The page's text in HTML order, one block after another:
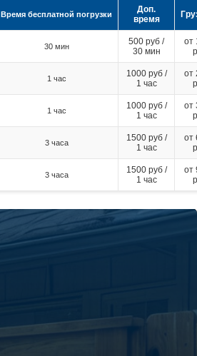
Время бесплатной погрузки
Доп.
время
30 мин
500 руб /
30 мин
от
1 час
1000 руб /
1 час
от
1 час
1000 руб /
1 час
от
3 часа
1500 руб /
1 час
от
3 часа
1500 руб /
1 час
от